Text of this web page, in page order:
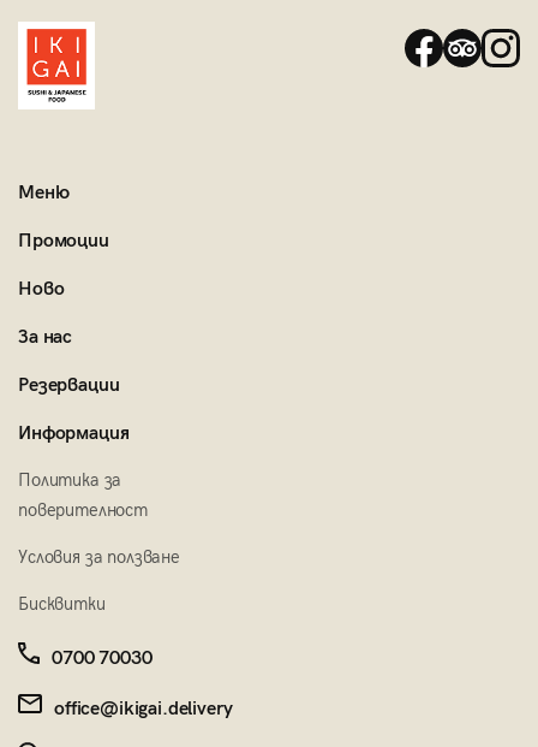
Меню
Промоции
Ново
За нас
Резервации
Информация
Политика за
поверителност
Условия за ползване
Бисквитки
0700 70030
office@ikigai.delivery